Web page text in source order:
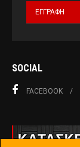
SOCIAL
FACEBOOK